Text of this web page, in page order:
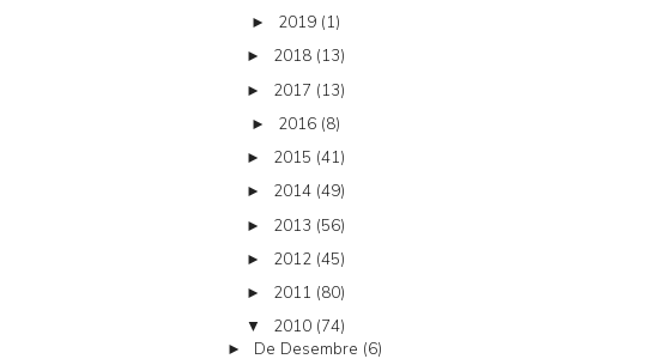
► 2019 (1)
► 2018 (13)
► 2017 (13)
► 2016 (8)
► 2015 (41)
► 2014 (49)
► 2013 (56)
► 2012 (45)
► 2011 (80)
▼ 2010 (74)
► De Desembre (6)